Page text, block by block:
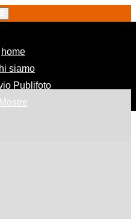
home(current)
siamo
Publifoto
Mostre